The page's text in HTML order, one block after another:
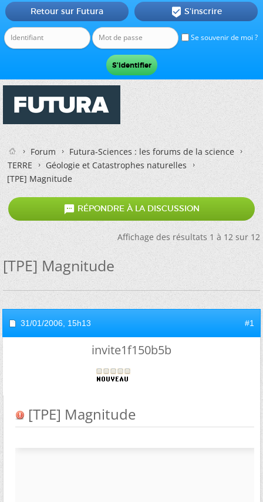
Se souvenir de moi ?
Retour sur Futura  S'inscrire
Forum
Futura-Sciences : les forums de la science
TERRE
Géologie et Catastrophes naturelles
[TPE] Magnitude
 RÉPONDRE À LA DISCUSSION
Affichage des résultats 1 à 12 sur 12
[TPE] Magnitude
31/01/2006, 15h13 #1
invite1f150b5b
[TPE] Magnitude